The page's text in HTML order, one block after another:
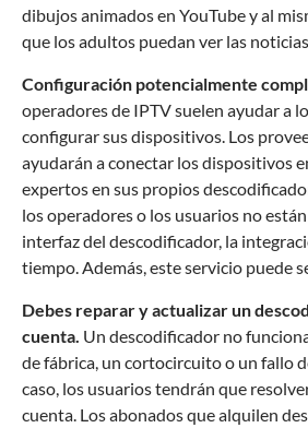
dibujos animados en YouTube y al
que los adultos puedan ver las noticias.
Configuración potencialmente
operadores de IPTV suelen ayudar a
configurar sus dispositivos. Los
ayudarán a conectar los dispositivos
expertos en sus propios
los operadores o los usuarios no
interfaz del descodificador, la
tiempo. Además, este servicio puede
Debes reparar y actualizar un
cuenta. Un descodificador no
de fábrica, un cortocircuito o un fallo
caso, los usuarios tendrán que
cuenta. Los abonados que alquilen